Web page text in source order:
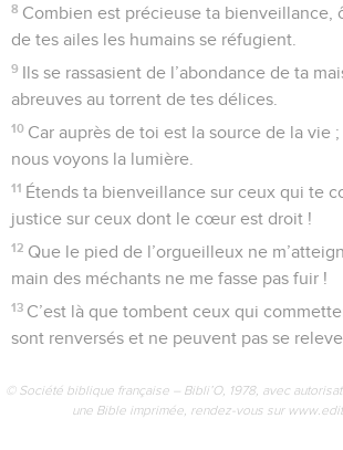
8 Combien est précieuse ta bienveillance,
de tes ailes les humains se réfugient.
9 Ils se rassasient de l’abondance de ta
abreuves au torrent de tes délices.
10 Car auprès de toi est la source de la vie
nous voyons la lumière.
11 Étends ta bienveillance sur ceux qui te
justice sur ceux dont le cœur est droit !
12 Que le pied de l’orgueilleux ne
main des méchants ne me fasse pas fuir !
13 C’est là que tombent ceux qui
sont renversés et ne peuvent pas se
© Société biblique française – Bibli’O, 1978, avec
une Bible imprimée, rendez-vous sur